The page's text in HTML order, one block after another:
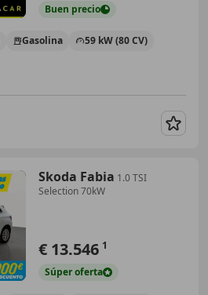
Buen precio
Gasolina 59 kW (80 CV)
Skoda Fabia 1.0 TSI
Selection 70kW
€ 13.546 1
Súperoferta